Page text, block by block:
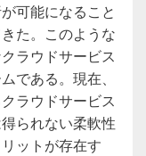
可能になること
た。このような
ラウドサービス
である。現在、
ラウドサービス
られない柔軟性
ットが存在す